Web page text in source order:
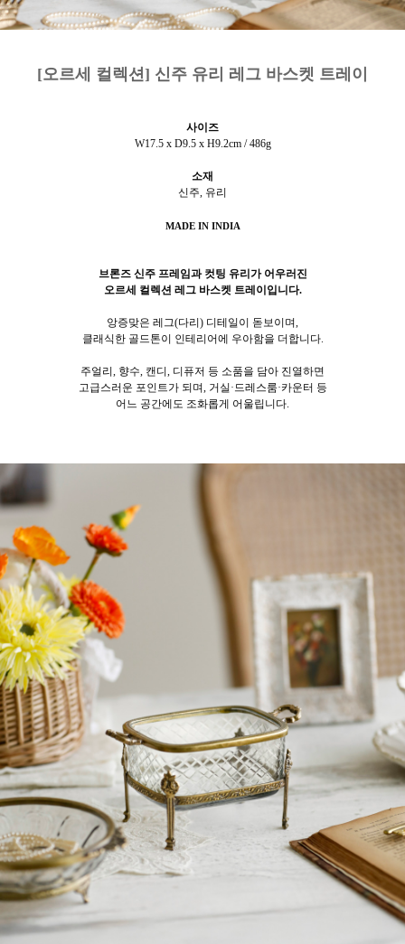
[오르세 컬렉션] 신주 유리 레그 바스켓 트레이
사이즈
W17.5 x D9.5 x H9.2cm / 486g
소재
신주, 유리
MADE IN INDIA
브론즈 신주 프레임과 컷팅 유리가 어우러진
오르세 컬렉션 레그 바스켓 트레이입니다.
앙증맞은 레그(다리) 디테일이 돋보이며,
클래식한 골드톤이 인테리어에 우아함을 더합니다.
주얼리, 향수, 캔디, 디퓨저 등 소품을 담아 진열하면
고급스러운 포인트가 되며, 거실·드레스룸·카운터 등
어느 공간에도 조화롭게 어울립니다.